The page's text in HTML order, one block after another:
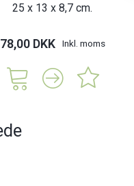
25 x 13 x 8,7 cm.
78,00 DKK Inkl. moms